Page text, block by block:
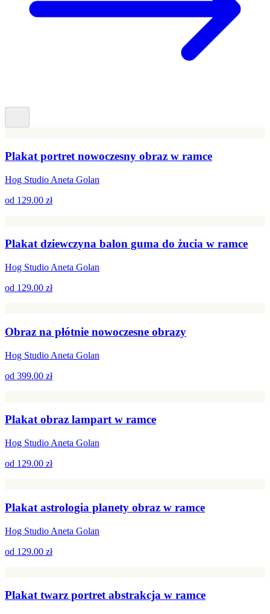
Plakat portret nowoczesny obraz w ramce
Hog Studio Aneta Golan
od 129.00 zł
Plakat dziewczyna balon guma do żucia w ramce
Hog Studio Aneta Golan
od 129.00 zł
Obraz na płótnie nowoczesne obrazy
Hog Studio Aneta Golan
od 399.00 zł
Plakat obraz lampart w ramce
Hog Studio Aneta Golan
od 129.00 zł
Plakat astrologia planety obraz w ramce
Hog Studio Aneta Golan
od 129.00 zł
Plakat twarz portret abstrakcja w ramce